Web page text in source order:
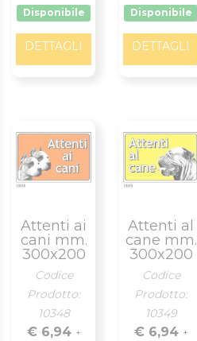
Disponibile
DETTAGLI
Disponibile
DETTAGLI
Attenti ai
cani mm.
300x200
Codice
Prodotto:
10348
€ 6,94 +
Attenti al
cane mm.
300x200
Codice
Prodotto:
10349
€ 6,94 +